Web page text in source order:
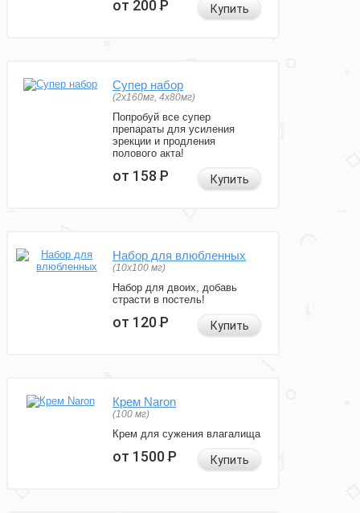
от 200Р Купить
Супер набор
(2х160мг, 4х80мг)
Попробуй все супер
препараты для усиления
эрекции и продления
полового акта!
от 158Р Купить
Набор для влюбленных
(10х100 мг)
Набор для двоих, добавь
страсти в постель!
от 120Р Купить
Крем Naron
(100 мг)
Крем для сужения влагалища
от 1500Р Купить